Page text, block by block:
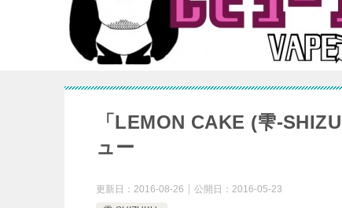
「LEMON CAKE (雫
ュー
更新日： 2016-08-26 公開日： 2016-05-23